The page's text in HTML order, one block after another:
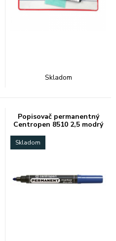
Skladom
Popisovač permanentný
Centropen 8510 2,5 modrý
Skladom